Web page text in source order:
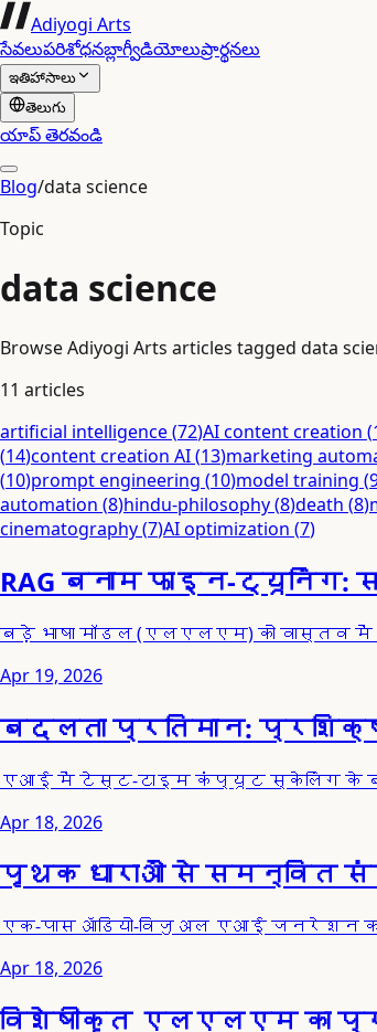
Adiyogi Arts
సేవలుపరిశోధనబ్లాగ్వీడియోలుప్రార్థనలు
ఇతిహాసాలు
తెలుగు
యాప్ తెరవండి
Blog/data science
Topic
data science
Browse Adiyogi Arts articles tagged data
11 articles
artificial intelligence(72)AI content creation (
(14)content creation AI(13)marketing
(10)prompt engineering (10)model training (
automation (8)hindu-philosophy(8)death (8)
cinematography(7)AI optimization (7)
RAG बनाम फाइन-
बड़े भाषा मॉडल (एलएलएम) को
Apr 19, 2026
बदलता प्रतिमान:
एआई में टेस्ट-टाइम कंप्यूट स्केलिंग के
Apr 18, 2026
पृथक धाराओं से समन्वित
एक-पास ऑडियो-विजुअल एआई जनरेशन
Apr 18, 2026
विशेषीकृत एलएलएम का